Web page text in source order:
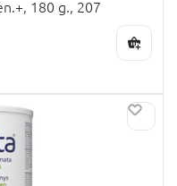
180 g., 207